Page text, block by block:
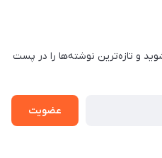
و تازه‌ترین نوشته‌ها را در پست
عضویت